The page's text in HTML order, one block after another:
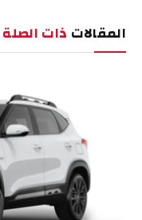
المقالات ذات الصلة